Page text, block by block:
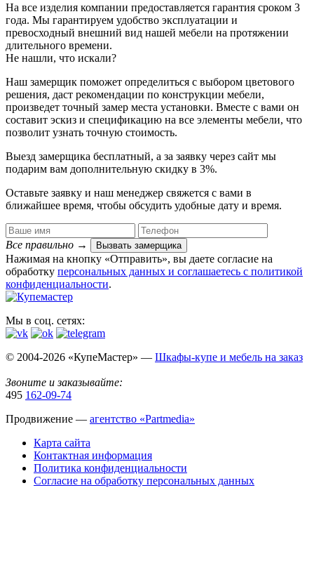
На все изделия компании предоставляется гарантия сроком 3
года. Мы гарантируем удобство эксплуатации и
превосходный внешний вид нашей мебели на протяжении
длительного времени.
Не нашли, что искали?
Наш замерщик поможет определиться с выбором цветового
решения, даст рекомендации по конструкции мебели,
произведет точный замер места установки. Вместе с вами он
составит эскиз и спецификацию на все элементы мебели, что
позволит узнать точную стоимость.
Выезд замерщика бесплатный, а за заявку через сайт мы
подарим вам дополнительную скидку в 3%.
Оставьте заявку и наш менеджер свяжется с вами в
ближайшее время, чтобы обсудить удобные дату и время.
Все правильно → Вызвать замерщика
Нажимая на кнопку «Отправить», вы даете согласие на
обработку персональных данных​ и соглашаетесь c политикой
конфиденциальности.
Мы в соц. сетях:
© 2004-2026 «КупеМастер» — Шкафы-купе и мебель на заказ
Звоните и заказывайте:
495 162-09-74
Продвижение — агентство «Partmedia»
Карта сайта
Контактная информация
Политика конфиденциальности
Согласие на обработку персональных данных